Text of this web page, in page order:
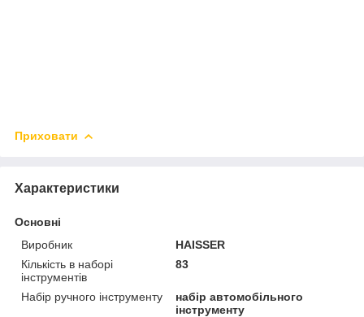
Приховати
Характеристики
Основні
Виробник
HAISSER
Кількість в наборі
інструментів
83
Набір ручного інструменту
набір автомобільного
інструменту